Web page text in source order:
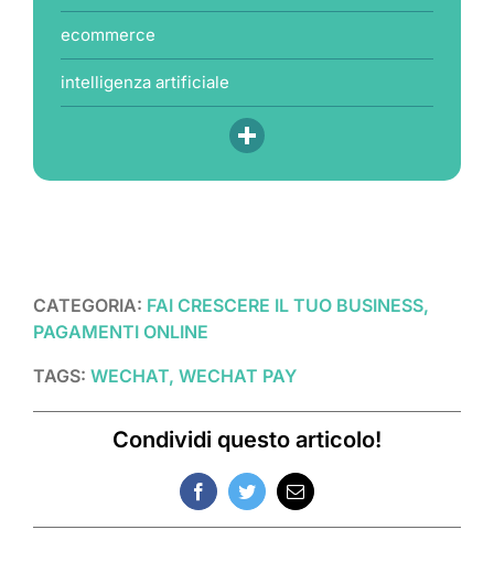
ecommerce
intelligenza artificiale
CATEGORIA: FAI CRESCERE IL TUO BUSINESS,
PAGAMENTI ONLINE
TAGS: WECHAT, WECHAT PAY
Condividi questo articolo!
FacebookTwitterEmail